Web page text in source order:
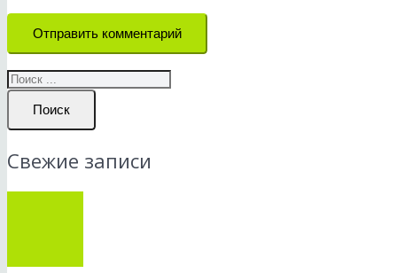
Отправить комментарий
Поиск
Свежие записи